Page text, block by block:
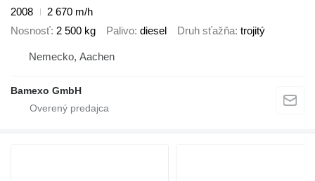
2008
2 670 m/h
Nosnosť 2 500 kg Palivo diesel Druh sťažňa trojitý
Nemecko, Aachen
Bamexo GmbH